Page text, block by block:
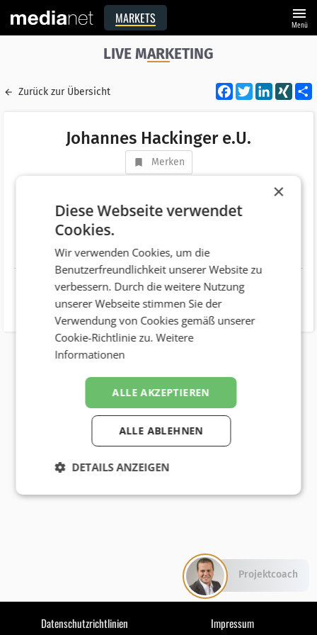
MARKETS menu
Menü
LIVE MARKETING
Zurück zur Übersicht Facebook
Twitter XING
Johannes Hackinger e.U.
Merken
AT 5020 Salzburg
Telefonnummer +43 (664) 2141945
Website http://www.hackinger.at
Datenschutzrichtlinien Impressum
×
Diese Webseite verwendet
Cookies.
Wir verwenden Cookies, um die
Benutzerfreundlichkeit unserer Website zu
verbessern. Durch die weitere Nutzung
unserer Webseite stimmen Sie der
Verwendung von Cookies gemäß unserer
Cookie-Richtlinie zu.Weitere
Informationen
ALLE AKZEPTIEREN
ALLE ABLEHNEN
DETAILS ANZEIGEN
Projektcoach